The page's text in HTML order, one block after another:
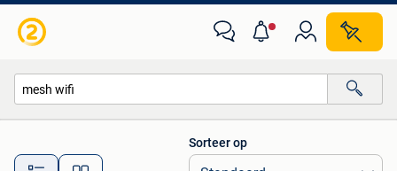
Alle afstanden…
Sorteer op